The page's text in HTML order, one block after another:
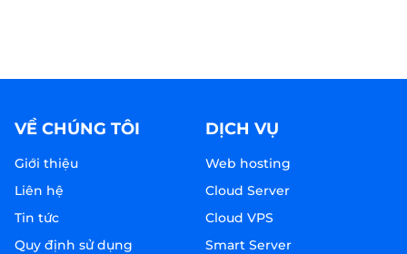
VỀ CHÚNG TÔI
Giới thiệu
Liên hệ
Tin tức
Quy định sử dụng
DỊCH VỤ
Web hosting
Cloud Server
Cloud VPS
Smart Server